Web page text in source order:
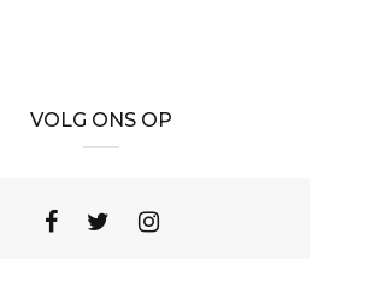
VOLG ONS OP